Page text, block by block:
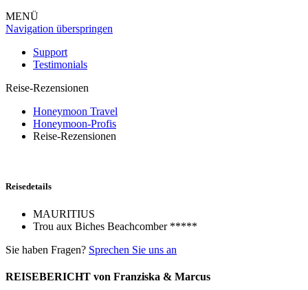
MENÜ
Navigation überspringen
Support
Testimonials
Reise-Rezensionen
Honeymoon Travel
Honeymoon-Profis
Reise-Rezensionen
Reisedetails
MAURITIUS
Trou aux Biches Beachcomber *****
Sie haben Fragen? Sprechen Sie uns an
REISEBERICHT von Franziska & Marcus